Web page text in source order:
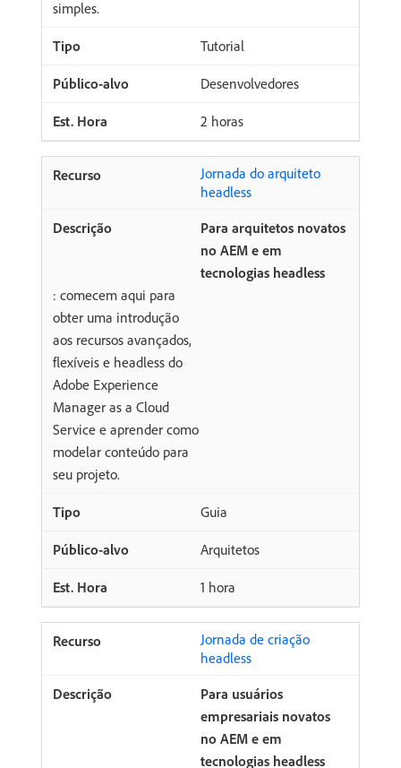
simples.
Tutorial
Desenvolvedores
2 horas
Jornada do arquiteto
headless
Para arquitetos novatos
no AEM e em
tecnologias headless
: comecem aqui para
obter uma introdução
aos recursos avançados,
flexíveis e headless do
Adobe Experience
Manager as a Cloud
Service e aprender como
modelar conteúdo para
seu projeto.
Guia
Arquitetos
1 hora
Jornada de criação
headless
Para usuários
empresariais novatos
no AEM e em
tecnologias headless